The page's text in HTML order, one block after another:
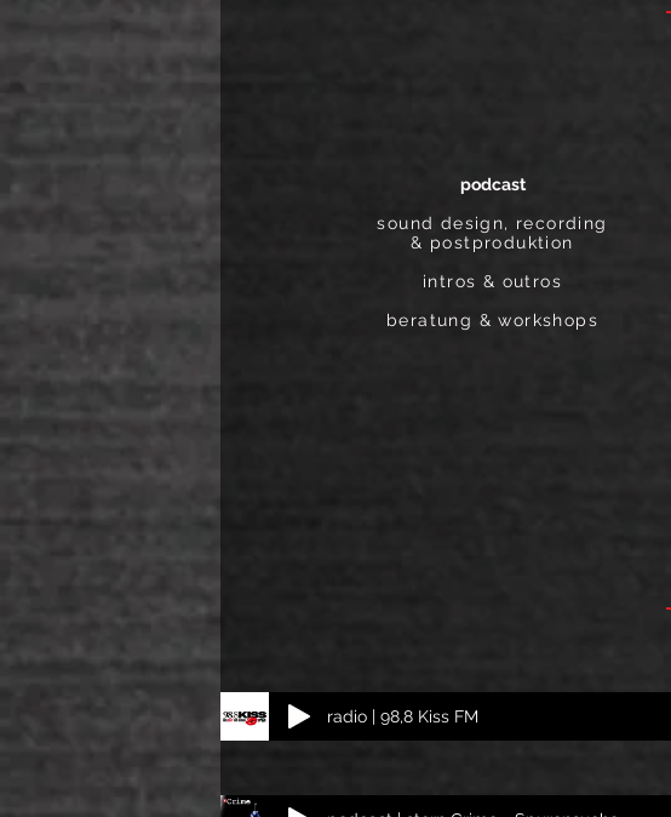
podcast
sound design, recording
& postproduktion
intros & outros
beratung & workshops
radio | 98,8 Kiss FM